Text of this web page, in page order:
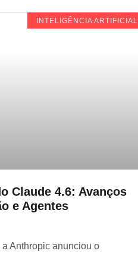
INTELIGÊNCIA ARTIFICIAL
Claude 4.6: Avanços
e Agentes
Anthropic anunciou o